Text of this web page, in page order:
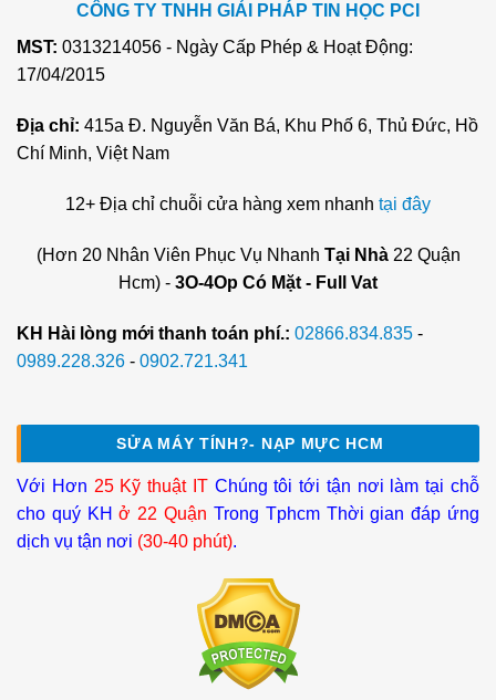
CÔNG TY TNHH GIẢI PHÁP TIN HỌC PCI
MST: 0313214056 - Ngày Cấp Phép & Hoạt Động:
17/04/2015
Địa chỉ: 415a Đ. Nguyễn Văn Bá, Khu Phố 6, Thủ Đức, Hồ
Chí Minh, Việt Nam
12+ Địa chỉ chuỗi cửa hàng xem nhanh tại đây
(Hơn 20 Nhân Viên Phục Vụ Nhanh Tại Nhà22 Quận
Hcm) - 3O-4Op Có Mặt - Full Vat
KH Hài lòng mới thanh toán phí.: 02866.834.835 -
0989.228.326 - 0902.721.341
SỬA MÁY TÍNH?- NẠP MỰC HCM
Với Hơn 25 Kỹ thuật ITChúng tôi tới tận nơi làm tại chỗ
cho quý KHở 22 Quận Trong Tphcm Thời gian đáp ứng
dịch vụ tận nơi (30-40 phút).